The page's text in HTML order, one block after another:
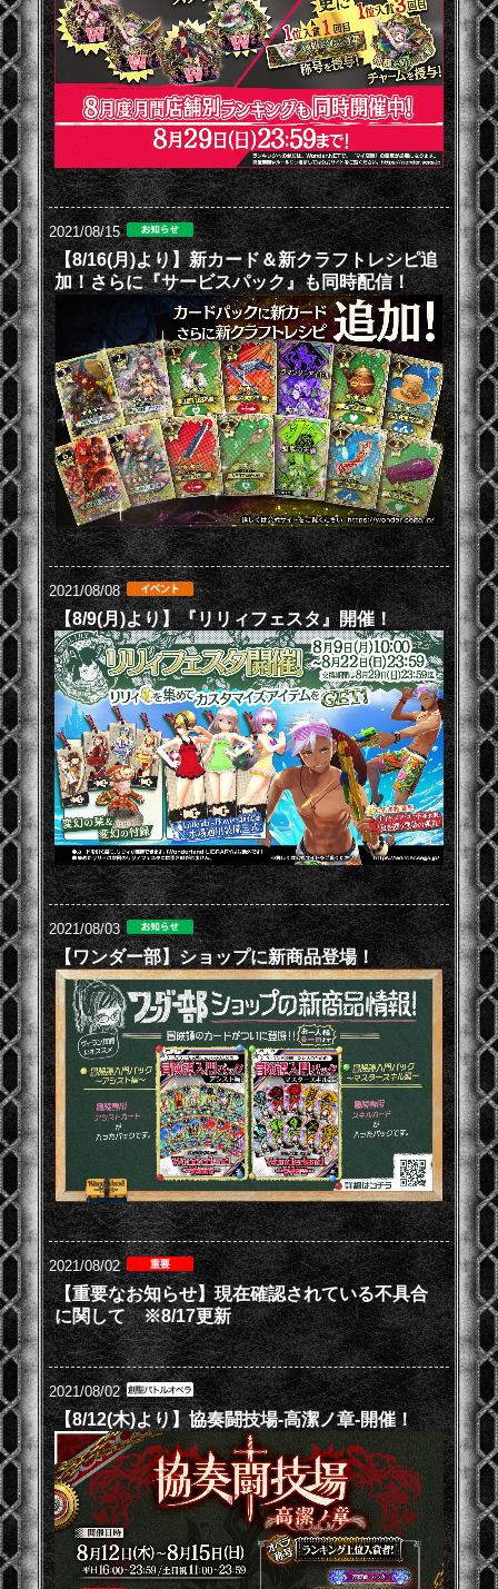
2021/08/15
【8/16(月)より】新カード＆新クラフトレシピ追
加！さらに『サービスパック』も同時配信！
2021/08/08
【8/9(月)より】『リリィフェスタ』開催！
2021/08/03
【ワンダー部】ショップに新商品登場！
2021/08/02
【重要なお知らせ】現在確認されている不具合
に関して ※8/17更新
2021/08/02
【8/12(木)より】協奏闘技場-高潔ノ章-開催！